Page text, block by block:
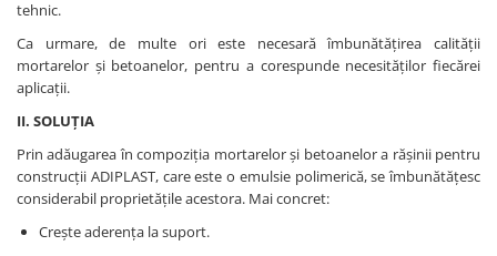
Etanșare Străpungeri
Folie Difuzie Anticondens
Vată Minerală
Vată Bazaltică
Polistiren Expandat & Extrudat
Chituri de Rosturi
Distanțiere si Pene pentru Nivelare
Adezivi
Latex pentru Adezivi și Chituri
Capace de Gard
Cărămidă Klinker
tehnic.
Ca urmare, de multe ori este necesară îmbunătăţirea calităţii
mortarelor şi betoanelor, pentru a corespunde necesităţilor fiecărei
aplicaţii.
II. SOLUŢIA
Prin adăugarea în compoziţia mortarelor şi betoanelor a răşinii pentru
construcţii ADIPLAST, care este o emulsie polimerică, se îmbunătăţesc
considerabil proprietăţile acestora. Mai concret:
Creşte aderenţa la suport.